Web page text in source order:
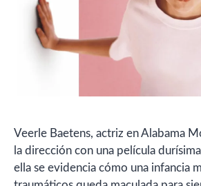
Veerle Baetens, actriz en Alabama
la dirección con una película
ella se evidencia cómo una infancia